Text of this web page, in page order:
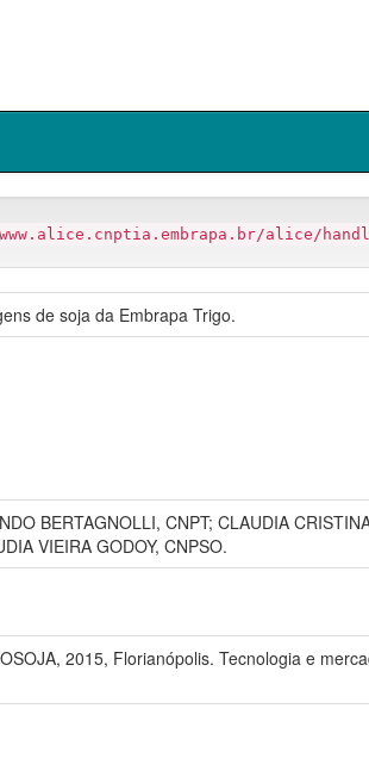
alice/
de soja da Embrapa Trigo.
BERTAGNOLLI, CNPT; CLAUDIA
VIEIRA GODOY, CNPSO.
2015, Florianópolis. Tecnologia e